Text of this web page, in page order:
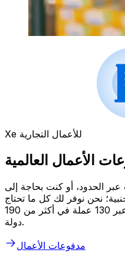
Xe للأعمال التجارية
الأعمال العالمية
الحدود، أو كنت بحاجة إلى
نحن نوفر لك كل ما تحتاج
إليه. قم بجدولة التحويلات الدولية عبر 130 عملة في أكثر من 190
دولة.
مدفوعات الأعمال